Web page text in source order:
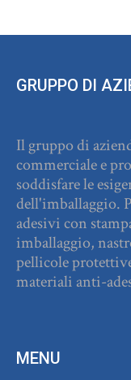
GRUPPO DI
Il gruppo di
commerciale e
soddisfare le
dell'imballaggio.
adesivi con
imballaggio,
pellicole
materiali anti-
MENU